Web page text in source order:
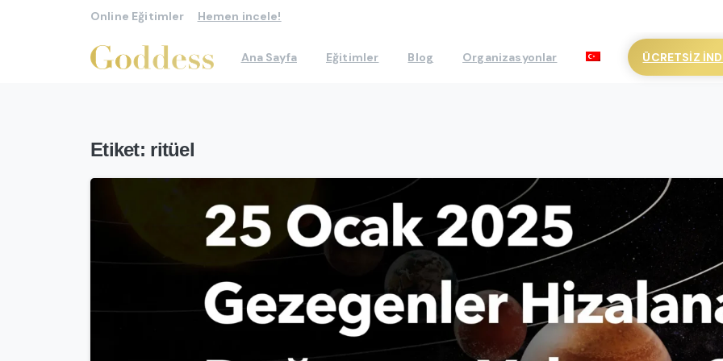
Online Eğitimler Hemen incele!
Ana Sayfa Eğitimler Blog Organizasyonlar ÜCRETSIZ
Etiket: ritüel